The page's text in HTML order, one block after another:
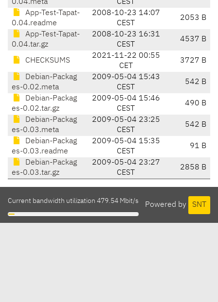
0.04.meta
CEST
App-Test-Tapat-
0.04.readme
2008-10-23 14:07
CEST
2053 B
App-Test-Tapat-
0.04.tar.gz
2008-10-23 16:31
CEST
4537 B
CHECKSUMS
2021-11-22 00:55
CET
3727 B
Debian-Packag
es-0.02.meta
2009-05-04 15:43
CEST
542 B
Debian-Packag
es-0.02.tar.gz
2009-05-04 15:46
CEST
490 B
Debian-Packag
es-0.03.meta
2009-05-04 23:25
CEST
542 B
Debian-Packag
es-0.03.readme
2009-05-04 15:35
CEST
91 B
Debian-Packag
es-0.03.tar.gz
2009-05-04 23:27
CEST
2858 B
Powered by SNT
Current bandwidth utilization 479.54 Mbit/s